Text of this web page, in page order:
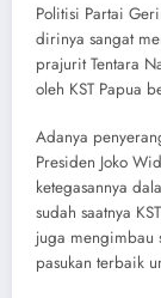
Politisi Partai
dirinya sangat
prajurit Tentara
oleh KST Papua
Adanya
Presiden Joko
ketegasannya
sudah saatnya
juga mengimbau
pasukan terbaik